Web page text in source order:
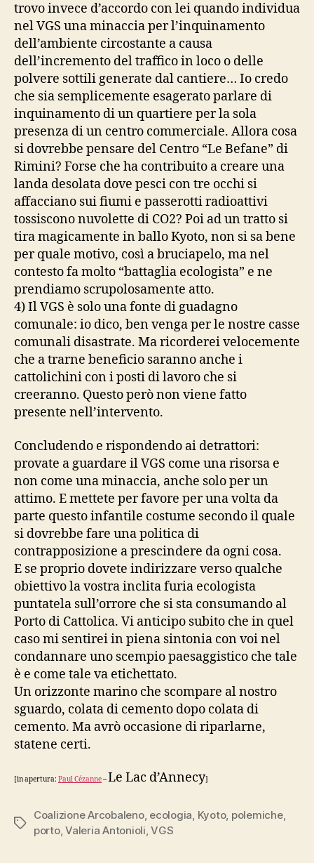
trovo invece d’accordo con lei quando individua
nel VGS una minaccia per l’inquinamento
dell’ambiente circostante a causa
dell’incremento del traffico in loco o delle
polvere sottili generate dal cantiere… Io credo
che sia semplicemente esagerato parlare di
inquinamento di un quartiere per la sola
presenza di un centro commerciale. Allora cosa
si dovrebbe pensare del Centro “Le Befane” di
Rimini? Forse che ha contribuito a creare una
landa desolata dove pesci con tre occhi si
affacciano sui fiumi e passerotti radioattivi
tossiscono nuvolette di CO2? Poi ad un tratto si
tira magicamente in ballo Kyoto, non si sa bene
per quale motivo, così a bruciapelo, ma nel
contesto fa molto “battaglia ecologista” e ne
prendiamo scrupolosamente atto.
4) Il VGS è solo una fonte di guadagno
comunale: io dico, ben venga per le nostre casse
comunali disastrate. Ma ricorderei velocemente
che a trarne beneficio saranno anche i
cattolichini con i posti di lavoro che si
creeranno. Questo però non viene fatto
presente nell’intervento.
Concludendo e rispondendo ai detrattori:
provate a guardare il VGS come una risorsa e
non come una minaccia, anche solo per un
attimo. E mettete per favore per una volta da
parte questo infantile costume secondo il quale
si dovrebbe fare una politica di
contrapposizione a prescindere da ogni cosa.
E se proprio dovete indirizzare verso qualche
obiettivo la vostra inclita furia ecologista
puntatela sull’orrore che si sta consumando al
Porto di Cattolica. Vi anticipo subito che in quel
caso mi sentirei in piena sintonia con voi nel
condannare uno scempio paesaggistico che tale
è e come tale va etichettato.
Un orizzonte marino che scompare al nostro
sguardo, colata di cemento dopo colata di
cemento. Ma avrò occasione di riparlarne,
statene certi.
[in apertura: Paul Cézanne–Le Lac d’Annecy]
Tag
Coalizione Arcobaleno, ecologia, Kyoto, polemiche,
porto,Valeria Antonioli,VGS